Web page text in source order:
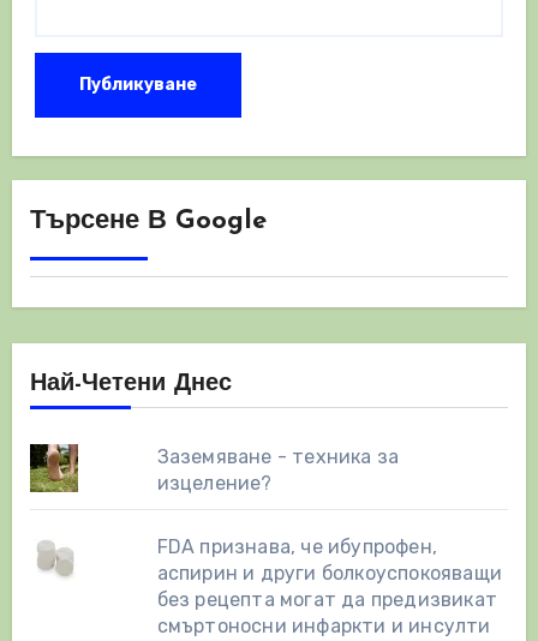
Търсене В Google
Най-Четени Днес
Заземяване - техника за
изцеление?
FDA признава, че ибупрофен,
аспирин и други болкоуспокояващи
без рецепта могат да предизвикат
смъртоносни инфаркти и инсулти